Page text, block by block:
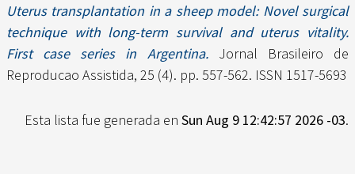
Uterus transplantation in a sheep model: Novel surgical
technique with long-term survival and uterus vitality.
First case series in Argentina.Jornal Brasileiro de
Reproducao Assistida, 25 (4). pp. 557-562. ISSN 1517-5693
Esta lista fue generada en Sun Aug 9 12:42:57 2026 -03.